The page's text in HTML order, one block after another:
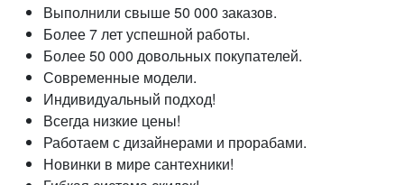
Выполнили свыше 50 000 заказов.
Более 7 лет успешной работы.
Более 50 000 довольных покупателей.
Современные модели.
Индивидуальный подход!
Всегда низкие цены!
Работаем с дизайнерами и прорабами.
Новинки в мире сантехники!